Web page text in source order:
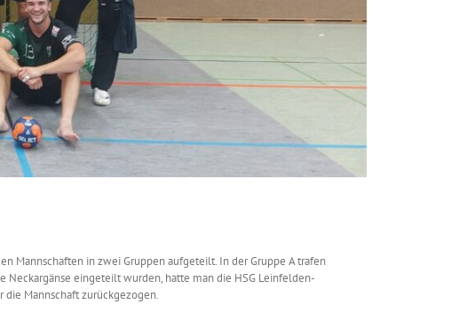
Mannschaften in zwei Gruppen aufgeteilt. In der Gruppe A trafen
Neckargänse eingeteilt wurden, hatte man die HSG Leinfelden-
die Mannschaft zurückgezogen.